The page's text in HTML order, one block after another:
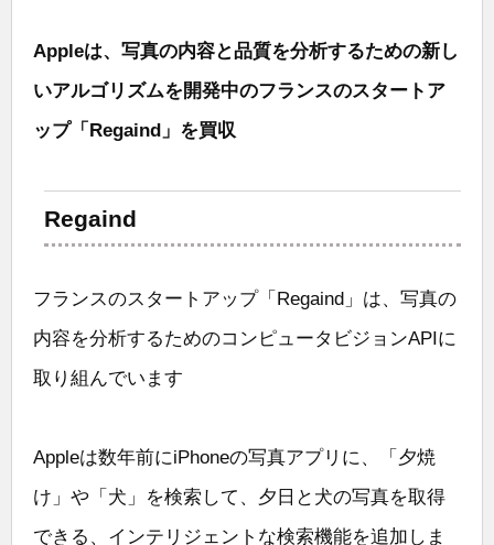
Appleは、写真の内容と品質を分析するための新し
いアルゴリズムを開発中のフランスのスタートア
ップ「Regaind」を買収
Regaind
フランスのスタートアップ「Regaind」は、写真の
内容を分析するためのコンピュータビジョンAPIに
取り組んでいます
Appleは数年前にiPhoneの写真アプリに、「夕焼
け」や「犬」を検索して、夕日と犬の写真を取得
できる、インテリジェントな検索機能を追加しま